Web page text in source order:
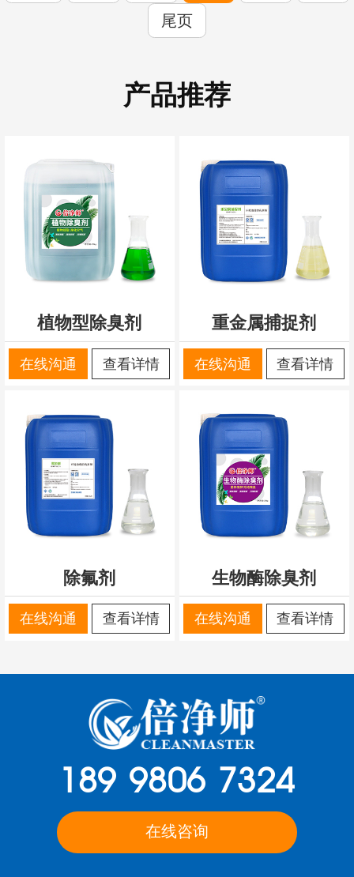
易腐烂,在垃圾站处理过程中会
产生异臭味,这类物质主要是硫
尾页
产品推荐
植物型除臭剂
在线沟通 查看详情
重金属捕捉剂
在线沟通 查看详情
除氟剂
在线沟通 查看详情
生物酶除臭剂
在线沟通 查看详情
189 9806 7324
在线咨询